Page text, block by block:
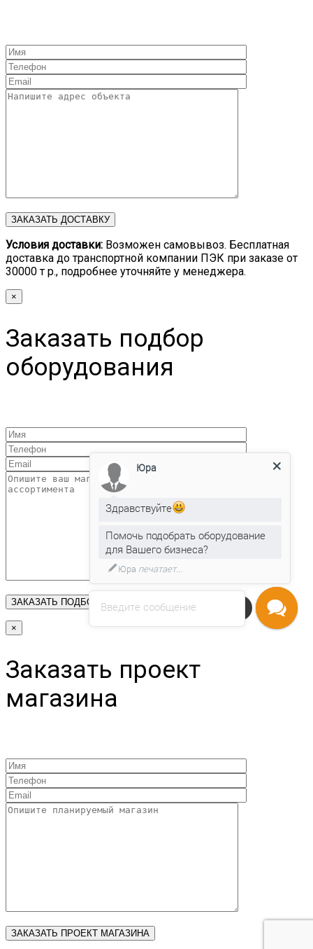
Условия доставки: Возможен самовывоз. Бесплатная
доставка до транспортной компании ПЭК при заказе от
30000 т р., подробнее уточняйте у менеджера.
×
Заказать подбор
оборудования
×
Заказать проект
магазина
Напишите нам
Введите сообщение
Юра
Здравствуйте
Помочь подобрать оборудование
для Вашего бизнеса?
Юра печатает...